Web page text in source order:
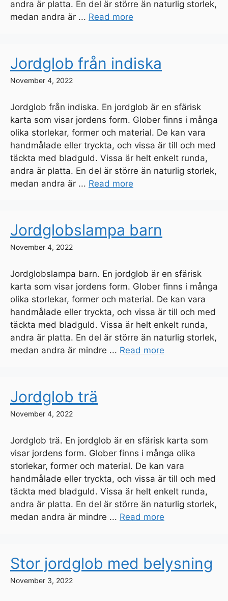
andra är platta. En del är större än naturlig storlek,
medan andra är ... Read more
Jordglob från indiska
November 4, 2022
Jordglob från indiska. En jordglob är en sfärisk
karta som visar jordens form. Glober finns i många
olika storlekar, former och material. De kan vara
handmålade eller tryckta, och vissa är till och med
täckta med bladguld. Vissa är helt enkelt runda,
andra är platta. En del är större än naturlig storlek,
medan andra är ... Read more
Jordglobslampa barn
November 4, 2022
Jordglobslampa barn. En jordglob är en sfärisk
karta som visar jordens form. Glober finns i många
olika storlekar, former och material. De kan vara
handmålade eller tryckta, och vissa är till och med
täckta med bladguld. Vissa är helt enkelt runda,
andra är platta. En del är större än naturlig storlek,
medan andra är mindre ... Read more
Jordglob trä
November 4, 2022
Jordglob trä. En jordglob är en sfärisk karta som
visar jordens form. Glober finns i många olika
storlekar, former och material. De kan vara
handmålade eller tryckta, och vissa är till och med
täckta med bladguld. Vissa är helt enkelt runda,
andra är platta. En del är större än naturlig storlek,
medan andra är mindre ... Read more
Stor jordglob med belysning
November 3, 2022